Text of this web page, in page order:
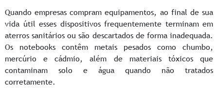
Quando empresas compram equipamentos, ao final de sua
vida útil esses dispositivos frequentemente terminam em
aterros sanitários ou são descartados de forma inadequada.
Os notebooks contêm metais pesados como chumbo,
mercúrio e cádmio, além de materiais tóxicos que
contaminam solo e água quando não tratados
corretamente.